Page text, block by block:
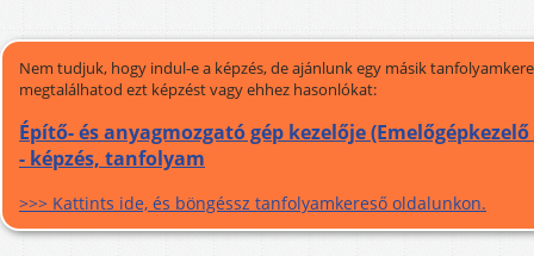
Nem tudjuk, hogy indul-e a képzés, de ajánlunk egy másik
megtalálhatod ezt képzést vagy ehhez hasonlókat:
Építő- és anyagmozgató gép kezelője
- képzés, tanfolyam
>>> Kattints ide, és böngéssz tanfolyamkereső oldalunkon.